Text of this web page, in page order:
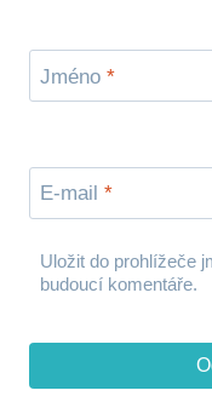
Jméno *
E-mail *
Uložit do prohlížeče
budoucí komentáře.